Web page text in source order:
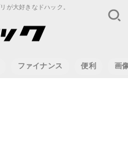
が大好きなドハック。
ファイナンス 便利 画